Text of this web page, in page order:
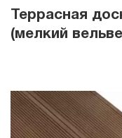
Террасная
(мелкий